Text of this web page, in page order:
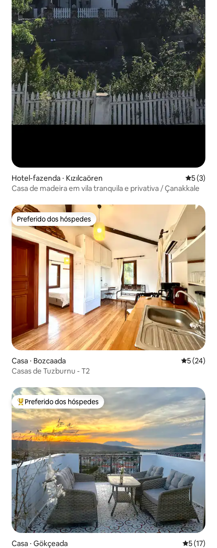
Hotel-fazenda ⋅ Kızılcaören 5 de
5 (3)
Casa de madeira em vila tranquila e privativa / Çanakkale
Preferido dos hóspedes
Preferido dos hóspedes
Casa ⋅ Bozcaada 5 de uma
5 (24)
Casas de Tuzburnu - T2
Entre os melhores preferidos dos hóspedes
Preferido dos hóspedes
Casa ⋅ Gökçeada 5 de uma
5 (17)